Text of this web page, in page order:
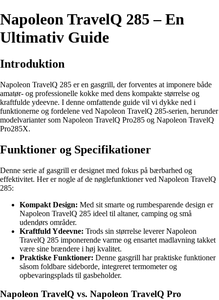
Napoleon TravelQ 285 – En
Ultimativ Guide
Introduktion
Napoleon TravelQ 285 er en gasgrill, der forventes at imponere både
amatør- og professionelle kokke med dens kompakte størrelse og
kraftfulde ydeevne. I denne omfattende guide vil vi dykke ned i
funktionerne og fordelene ved Napoleon TravelQ 285-serien, herunder
modelvarianter som Napoleon TravelQ Pro285 og Napoleon TravelQ
Pro285X.
Funktioner og Specifikationer
Denne serie af gasgrill er designet med fokus på bærbarhed og
effektivitet. Her er nogle af de nøglefunktioner ved Napoleon TravelQ
285:
Kompakt Design: Med sit smarte og rumbesparende design er
Napoleon TravelQ 285 ideel til altaner, camping og små
udendørs områder.
Kraftfuld Ydeevne: Trods sin størrelse leverer Napoleon
TravelQ 285 imponerende varme og ensartet madlavning takket
være sine brændere i høj kvalitet.
Praktiske Funktioner: Denne gasgrill har praktiske funktioner
såsom foldbare sideborde, integreret termometer og
opbevaringsplads til gasbeholder.
Napoleon TravelQ vs. Napoleon TravelQ Pro